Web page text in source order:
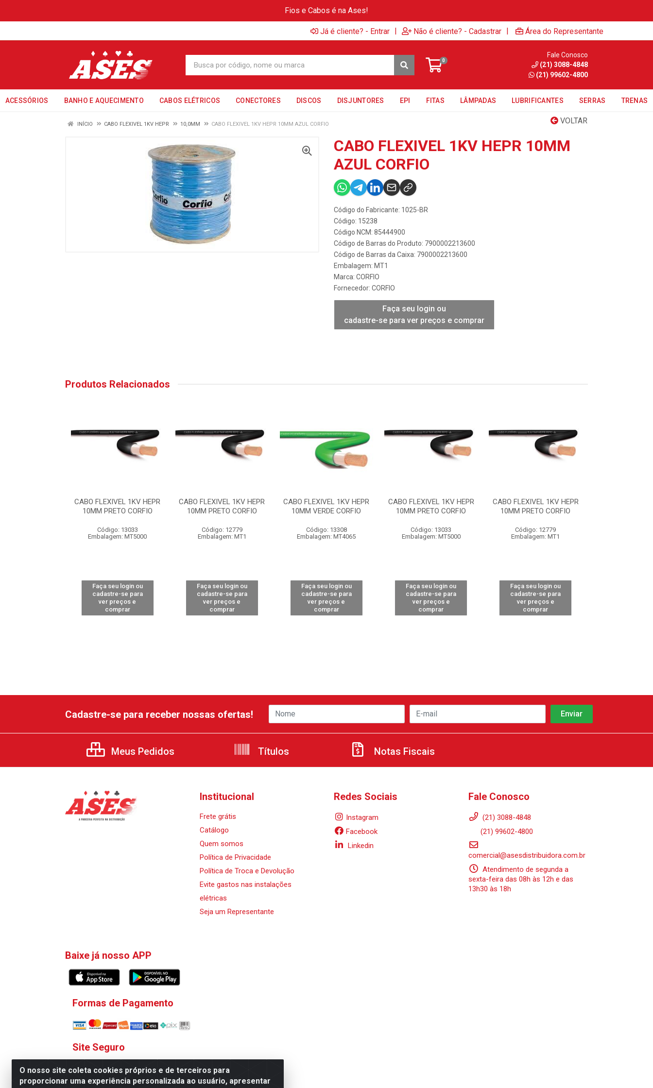
Fios e Cabos é na Ases!
Já é cliente? - Entrar | Não é cliente? - Cadastrar | Área do Representante
0
Fale Conosco
(21) 3088-4848
(21) 99602-4800
ACESSÓRIOS BANHO E AQUECIMENTO CABOS ELÉTRICOS CONECTORES DISCOS DISJUNTORES EPI FITAS LÂMPADAS LUBRIFICANTES SERRAS TRENAS
VOLTAR
INÍCIO CABO FLEXIVEL 1KV HEPR 10,0MM CABO FLEXIVEL 1KV HEPR 10MM AZUL CORFIO
CABO FLEXIVEL 1KV HEPR 10MM
AZUL CORFIO
Código do Fabricante: 1025-BR
Código: 15238
Código NCM: 85444900
Código de Barras do Produto: 7900002213600
Código de Barras da Caixa: 7900002213600
Embalagem: MT1
Marca: CORFIO
Fornecedor: CORFIO
Faça seu login ou
cadastre-se para ver preços e comprar
Produtos Relacionados
CABO FLEXIVEL 1KV HEPR
10MM PRETO CORFIO
Código: 13033
Embalagem: MT5000
Faça seu login ou
cadastre-se para
ver preços e
comprar
CABO FLEXIVEL 1KV HEPR
10MM PRETO CORFIO
Código: 12779
Embalagem: MT1
Faça seu login ou
cadastre-se para
ver preços e
comprar
CABO FLEXIVEL 1KV HEPR
10MM VERDE CORFIO
Código: 13308
Embalagem: MT4065
Faça seu login ou
cadastre-se para
ver preços e
comprar
CABO FLEXIVEL 1KV HEPR
10MM PRETO CORFIO
Código: 13033
Embalagem: MT5000
Faça seu login ou
cadastre-se para
ver preços e
comprar
CABO FLEXIVEL 1KV HEPR
10MM PRETO CORFIO
Código: 12779
Embalagem: MT1
Faça seu login ou
cadastre-se para
ver preços e
comprar
O nosso site coleta cookies próprios e de terceiros para
proporcionar uma experiência personalizada ao usuário, apresentar
Cadastre-se para receber nossas ofertas!
Meus Pedidos Títulos Notas Fiscais
Institucional
Frete grátis
Catálogo
Quem somos
Política de Privacidade
Política de Troca e Devolução
Evite gastos nas instalações
elétricas
Seja um Representante
Redes Sociais
Instagram
Facebook
Linkedin
Fale Conosco
(21) 3088-4848
(21) 99602-4800
comercial@asesdistribuidora.com.br
Atendimento de segunda a
sexta-feira das 08h às 12h e das
13h30 às 18h
Baixe já nosso APP
Formas de Pagamento
Site Seguro